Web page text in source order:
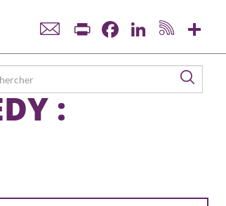
Print FacebookLinkedIn
: